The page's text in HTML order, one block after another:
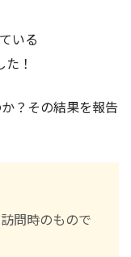
いる
！
？その結果を報告
問時のもので